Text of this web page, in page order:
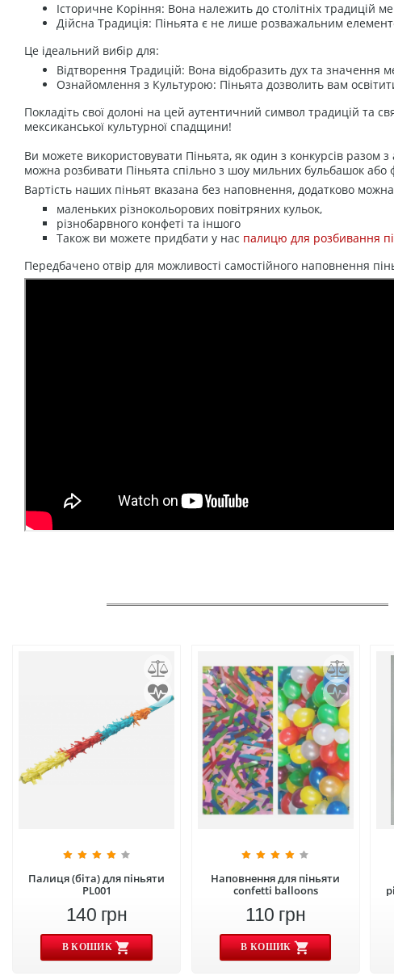
Історичне Коріння: Вона належить до столітніх традицій
Дійсна Традиція: Піньята є не лише розважальним
Це ідеальний вибір для:
Відтворення Традицій: Вона відобразить дух та значення
Ознайомлення з Культурою: Піньята дозволить вам
Покладіть свої долоні на цей аутентичний символ традицій та
мексиканської культурної спадщини!
Ви можете використовувати Піньята, як один з конкурсів разом
можна розбивати Піньята спільно з шоу мильних бульбашок або
Вартість наших піньят вказана без наповнення, додатково
маленьких різнокольорових повітряних кульок,
різнобарвного конфеті та іншого
Також ви можете придбати у нас палицю для розбивання
Передбачено отвір для можливості самостійного наповнення
Палиця (біта) для піньяти
PL001
140 грн
В КОШИК
Наповнення для піньяти
confetti balloons
110 грн
В КОШИК